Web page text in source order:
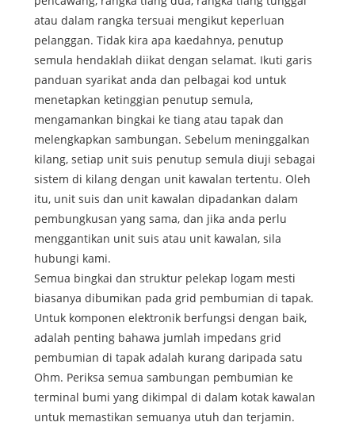
atau dalam rangka tersuai mengikut keperluan
pelanggan. Tidak kira apa kaedahnya, penutup
semula hendaklah diikat dengan selamat. Ikuti garis
panduan syarikat anda dan pelbagai kod untuk
menetapkan ketinggian penutup semula,
mengamankan bingkai ke tiang atau tapak dan
melengkapkan sambungan. Sebelum meninggalkan
kilang, setiap unit suis penutup semula diuji sebagai
sistem di kilang dengan unit kawalan tertentu. Oleh
itu, unit suis dan unit kawalan dipadankan dalam
pembungkusan yang sama, dan jika anda perlu
menggantikan unit suis atau unit kawalan, sila
hubungi kami.
Semua bingkai dan struktur pelekap logam mesti
biasanya dibumikan pada grid pembumian di tapak.
Untuk komponen elektronik berfungsi dengan baik,
adalah penting bahawa jumlah impedans grid
pembumian di tapak adalah kurang daripada satu
Ohm. Periksa semua sambungan pembumian ke
terminal bumi yang dikimpal di dalam kotak kawalan
untuk memastikan semuanya utuh dan terjamin.